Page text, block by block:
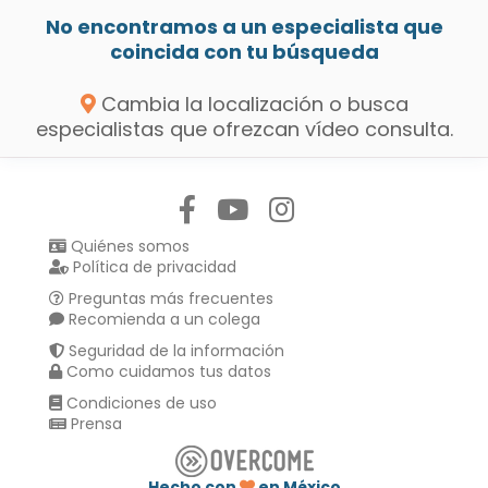
No encontramos a un especialista que
coincida con tu búsqueda
Cambia la localización o busca
especialistas que ofrezcan vídeo consulta.
Quiénes somos
Política de privacidad
Preguntas más frecuentes
Recomienda a un colega
Seguridad de la información
Como cuidamos tus datos
Condiciones de uso
Prensa